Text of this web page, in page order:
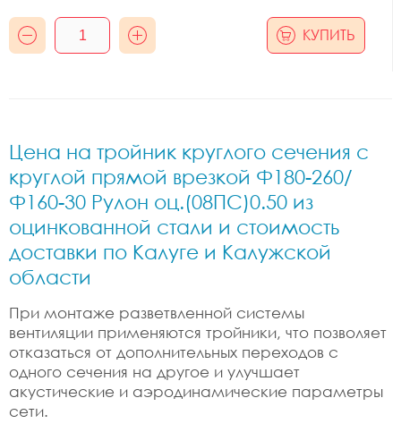
КУПИТЬ
Цена на тройник круглого сечения с
круглой прямой врезкой Ф180-260/
Ф160-30 Рулон оц.(08ПС)0.50 из
оцинкованной стали и стоимость
доставки по Калуге и Калужской
области
При монтаже разветвленной системы
вентиляции применяются тройники, что позволяет
отказаться от дополнительных переходов с
одного сечения на другое и улучшает
акустические и аэродинамические параметры
сети.